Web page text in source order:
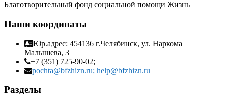
Благотворительный фонд социальной помощи Жизнь
Наши координаты
Юр.адрес: 454136 г.Челябинск, ул. Наркома
Малышева, 3
+7 (351) 725-90-02;
pochta@bfzhizn.ru; help@bfzhizn.ru
Разделы